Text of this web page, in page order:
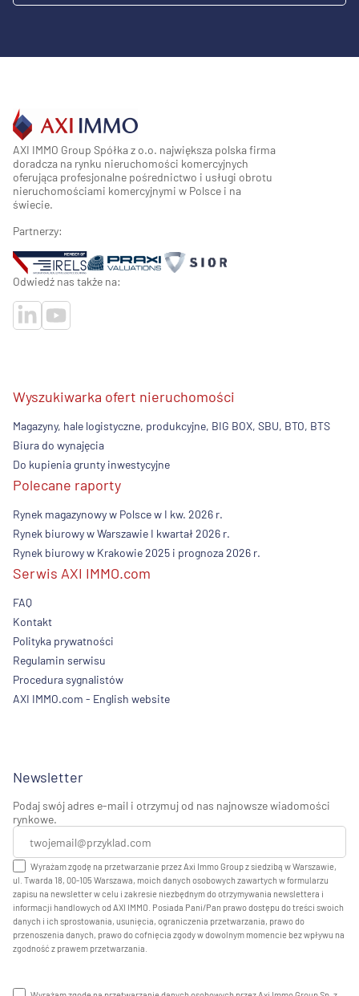
AXI IMMO Group Spółka z o.o. największa polska firma
doradcza na rynku nieruchomości komercyjnych
oferująca profesjonalne pośrednictwo i usługi obrotu
nieruchomościami komercyjnymi w Polsce i na
świecie.
Partnerzy:
Odwiedź nas także na:
Wyszukiwarka ofert nieruchomości
Magazyny, hale logistyczne, produkcyjne, BIG BOX, SBU, BTO, BTS
Biura do wynajęcia
Do kupienia grunty inwestycyjne
Polecane raporty
Rynek magazynowy w Polsce w I kw. 2026 r.
Rynek biurowy w Warszawie I kwartał 2026 r.
Rynek biurowy w Krakowie 2025 i prognoza 2026 r.
Serwis AXI IMMO.com
FAQ
Kontakt
Polityka prywatności
Regulamin serwisu
Procedura sygnalistów
AXI IMMO.com - English website
Newsletter
Podaj swój adres e-mail i otrzymuj od nas najnowsze wiadomości
rynkowe.
Wyrażam zgodę na przetwarzanie przez Axi Immo Group z siedzibą w Warszawie,
ul. Twarda 18, 00-105 Warszawa, moich danych osobowych zawartych w formularzu
zapisu na newsletter w celu i zakresie niezbędnym do otrzymywania newslettera i
informacji handlowych od AXI IMMO. Posiada Pani/Pan prawo dostępu do treści swoich
danych i ich sprostowania, usunięcia, ograniczenia przetwarzania, prawo do
przenoszenia danych, prawo do cofnięcia zgody w dowolnym momencie bez wpływu na
zgodność z prawem przetwarzania.